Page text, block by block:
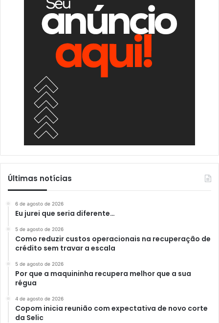
Últimas notícias
6 de agosto de 2026
Eu jurei que seria diferente…
5 de agosto de 2026
Como reduzir custos operacionais na recuperação de
crédito sem travar a escala
5 de agosto de 2026
Por que a maquininha recupera melhor que a sua
régua
4 de agosto de 2026
Copom inicia reunião com expectativa de novo corte
da Selic